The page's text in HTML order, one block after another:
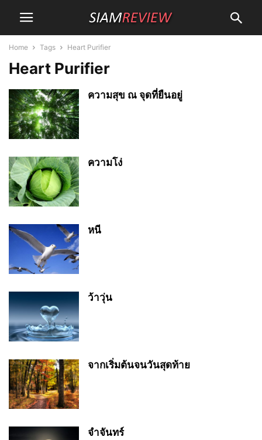
Home Tags Heart Purifier
Heart Purifier
ความสุข ณ จุดที่ยืนอยู่
ความโง่
หนี
ว้าวุ่น
จากเริ่มต้นจนวันสุดท้าย
จำจันทร์